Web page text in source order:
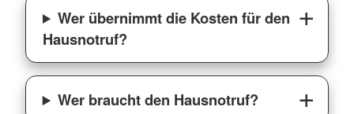
Wer übernimmt die Kosten für den
Hausnotruf?
Wer braucht den Hausnotruf?